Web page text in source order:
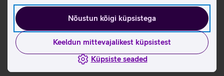
Nõustun kõigi küpsistega
Keeldun mittevajalikest küpsistest
Küpsiste seaded